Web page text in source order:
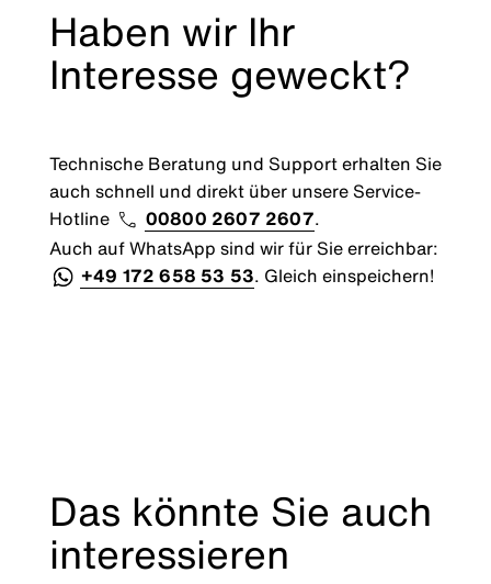
Haben wir Ihr
Interesse geweckt?
Technische Beratung und Support erhalten Sie
auch schnell und direkt über unsere Service-
Hotline
00800 2607 2607.
Auch auf WhatsApp sind wir für Sie erreichbar:
+49 172 658 53 53. Gleich einspeichern!
Das könnte Sie auch
interessieren